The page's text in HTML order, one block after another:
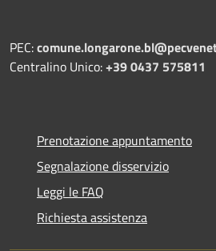
PEC:
Centralino Unico:+39 0437 575811
Prenotazione appuntamento
Segnalazione disservizio
Leggi le FAQ
Richiesta assistenza